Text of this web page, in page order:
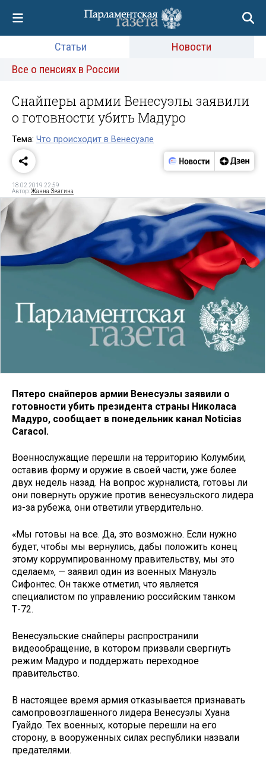
Статьи
Новости
Все о пенсиях в России
Снайперы армии Венесуэлы заявили
о готовности убить Мадуро
Тема: Что происходит в Венесуэле
18.02.2019 22:59
Автор:Жанна Звягина
Пятеро снайперов армии Венесуэлы заявили о
готовности убить президента страны Николаса
Мадуро, сообщает в понедельник канал Noticias
Caracol.
Военнослужащие перешли на территорию Колумбии,
оставив форму и оружие в своей части, уже более
двух недель назад. На вопрос журналиста, готовы ли
они повернуть оружие против венесуэльского лидера
из-за рубежа, они ответили утвердительно.
«Мы готовы на все. Да, это возможно. Если нужно
будет, чтобы мы вернулись, дабы положить конец
этому коррумпированному правительству, мы это
сделаем», — заявил один из военных Мануэль
Сифонтес. Он также отметил, что является
специалистом по управлению российским танком
Т-72.
Венесуэльские снайперы распространили
видеообращение, в котором призвали свергнуть
режим Мадуро и поддержать переходное
правительство.
В настоящее время армия отказывается признавать
самопровозглашенного лидера Венесуэлы Хуана
Гуайдо. Тех военных, которые перешли на его
сторону, в вооруженных силах республики назвали
предателями.